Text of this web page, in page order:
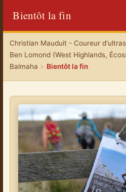
Bientôt la fin
Christian Mauduit - Coureur d'ultras
Ben Lomond (West Highlands,
Balmaha > Bientôt la fin